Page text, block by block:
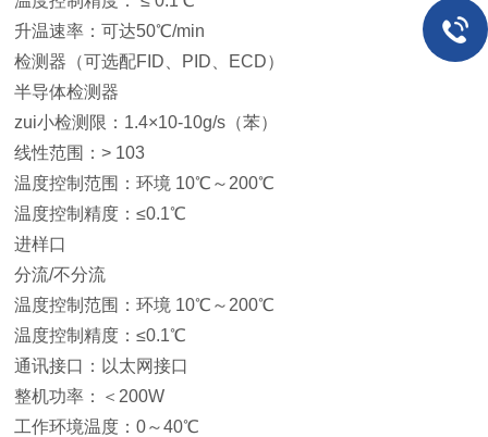
升温速率：可达50℃/min
检测器（可选配FID、PID、ECD）
半导体检测器
zui小检测限：1.4×10-10g/s（苯）
线性范围：> 103
温度控制范围：环境 10℃～200℃
温度控制精度：≤0.1℃
进样口
分流/不分流
温度控制范围：环境 10℃～200℃
温度控制精度：≤0.1℃
通讯接口：以太网接口
整机功率：＜200W
工作环境温度：0～40℃